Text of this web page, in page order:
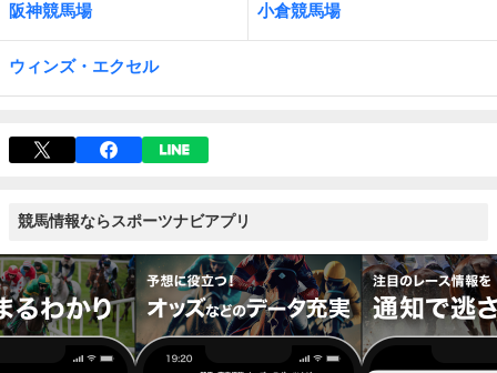
阪神競馬場 小倉競馬場
ウィンズ・エクセル
競馬情報ならスポーツナビアプリ